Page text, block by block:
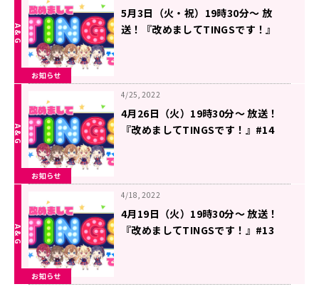
お知らせ
5月3日（火・祝）19時30分～ 放
送！『改めましてTINGSです！』
お知らせ
4/25, 2022
4月26日（火）19時30分～ 放送！
『改めましてTINGSです！』#14
お知らせ
4/18, 2022
4月19日（火）19時30分～ 放送！
『改めましてTINGSです！』#13